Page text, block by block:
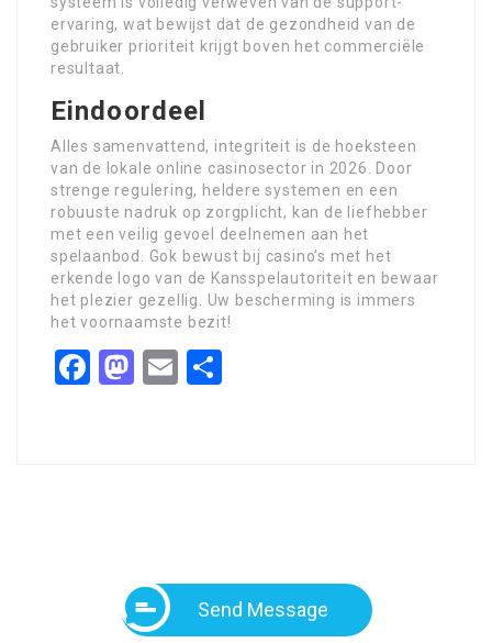
ervaring, wat bewijst dat de gezondheid van de
gebruiker prioriteit krijgt boven het commerciële
resultaat.
Eindoordeel
Alles samenvattend, integriteit is de hoeksteen
van de lokale online casinosector in 2026. Door
strenge regulering, heldere systemen en een
robuuste nadruk op zorgplicht, kan de liefhebber
met een veilig gevoel deelnemen aan het
spelaanbod. Gok bewust bij casino’s met het
erkende logo van de Kansspelautoriteit en bewaar
het plezier gezellig. Uw bescherming is immers
het voornaamste bezit!
Facebook
Mastodon
Email
Send Message